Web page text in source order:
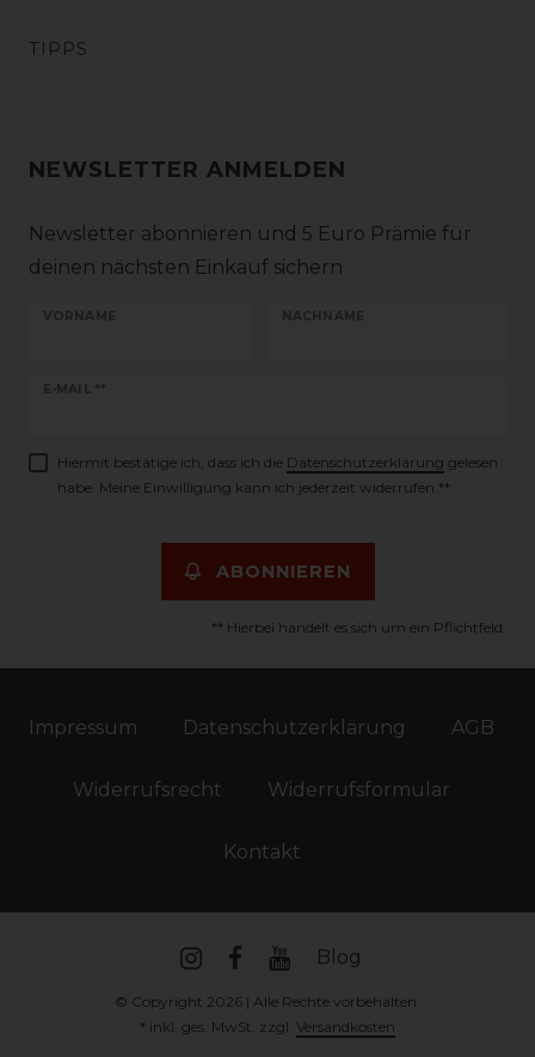
TIPPS
NEWSLETTER ANMELDEN
Newsletter abonnieren und 5 Euro Prämie für
deinen nächsten Einkauf sichern
VORNAME NACHNAME
E-MAIL **
Newsletter
Hiermit bestätige ich, dass ich die Daten­schutz­erklärung gelesen
habe. Meine Einwilligung kann ich jederzeit widerrufen.**
ABONNIEREN
** Hierbei handelt es sich um ein Pflichtfeld.
Impressum Daten­schutz­erklärung AGB
Widerrufs­recht Widerrufs­formular
Kontakt
Blog
© Copyright 2026 | Alle Rechte vorbehalten.
* inkl. ges. MwSt. zzgl. Versandkosten